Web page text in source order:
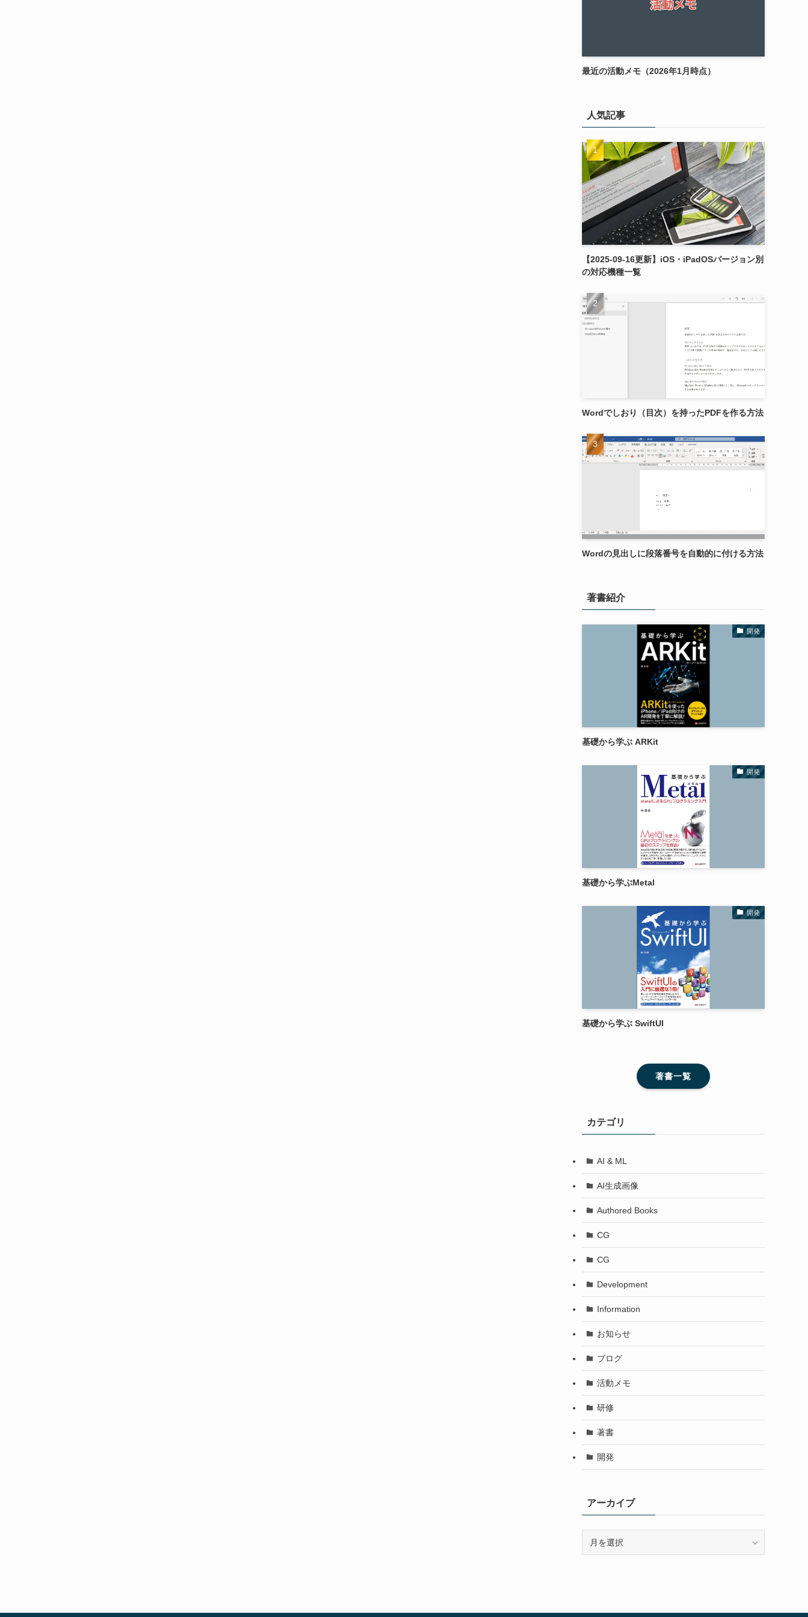
最近の活動メモ（2026年1月時点）
人気記事
【2025-09-16更新】iOS・iPadOSバージョン別
の対応機種一覧
Wordでしおり（目次）を持ったPDFを作る方法
Wordの見出しに段落番号を自動的に付ける方法
著書紹介
開発
基礎から学ぶ ARKit
開発
基礎から学ぶMetal
開発
基礎から学ぶ SwiftUI
著書一覧
カテゴリ
AI & ML
AI生成画像
Authored Books
CG
CG
Development
Information
お知らせ
ブログ
活動メモ
研修
著書
開発
アーカイブ